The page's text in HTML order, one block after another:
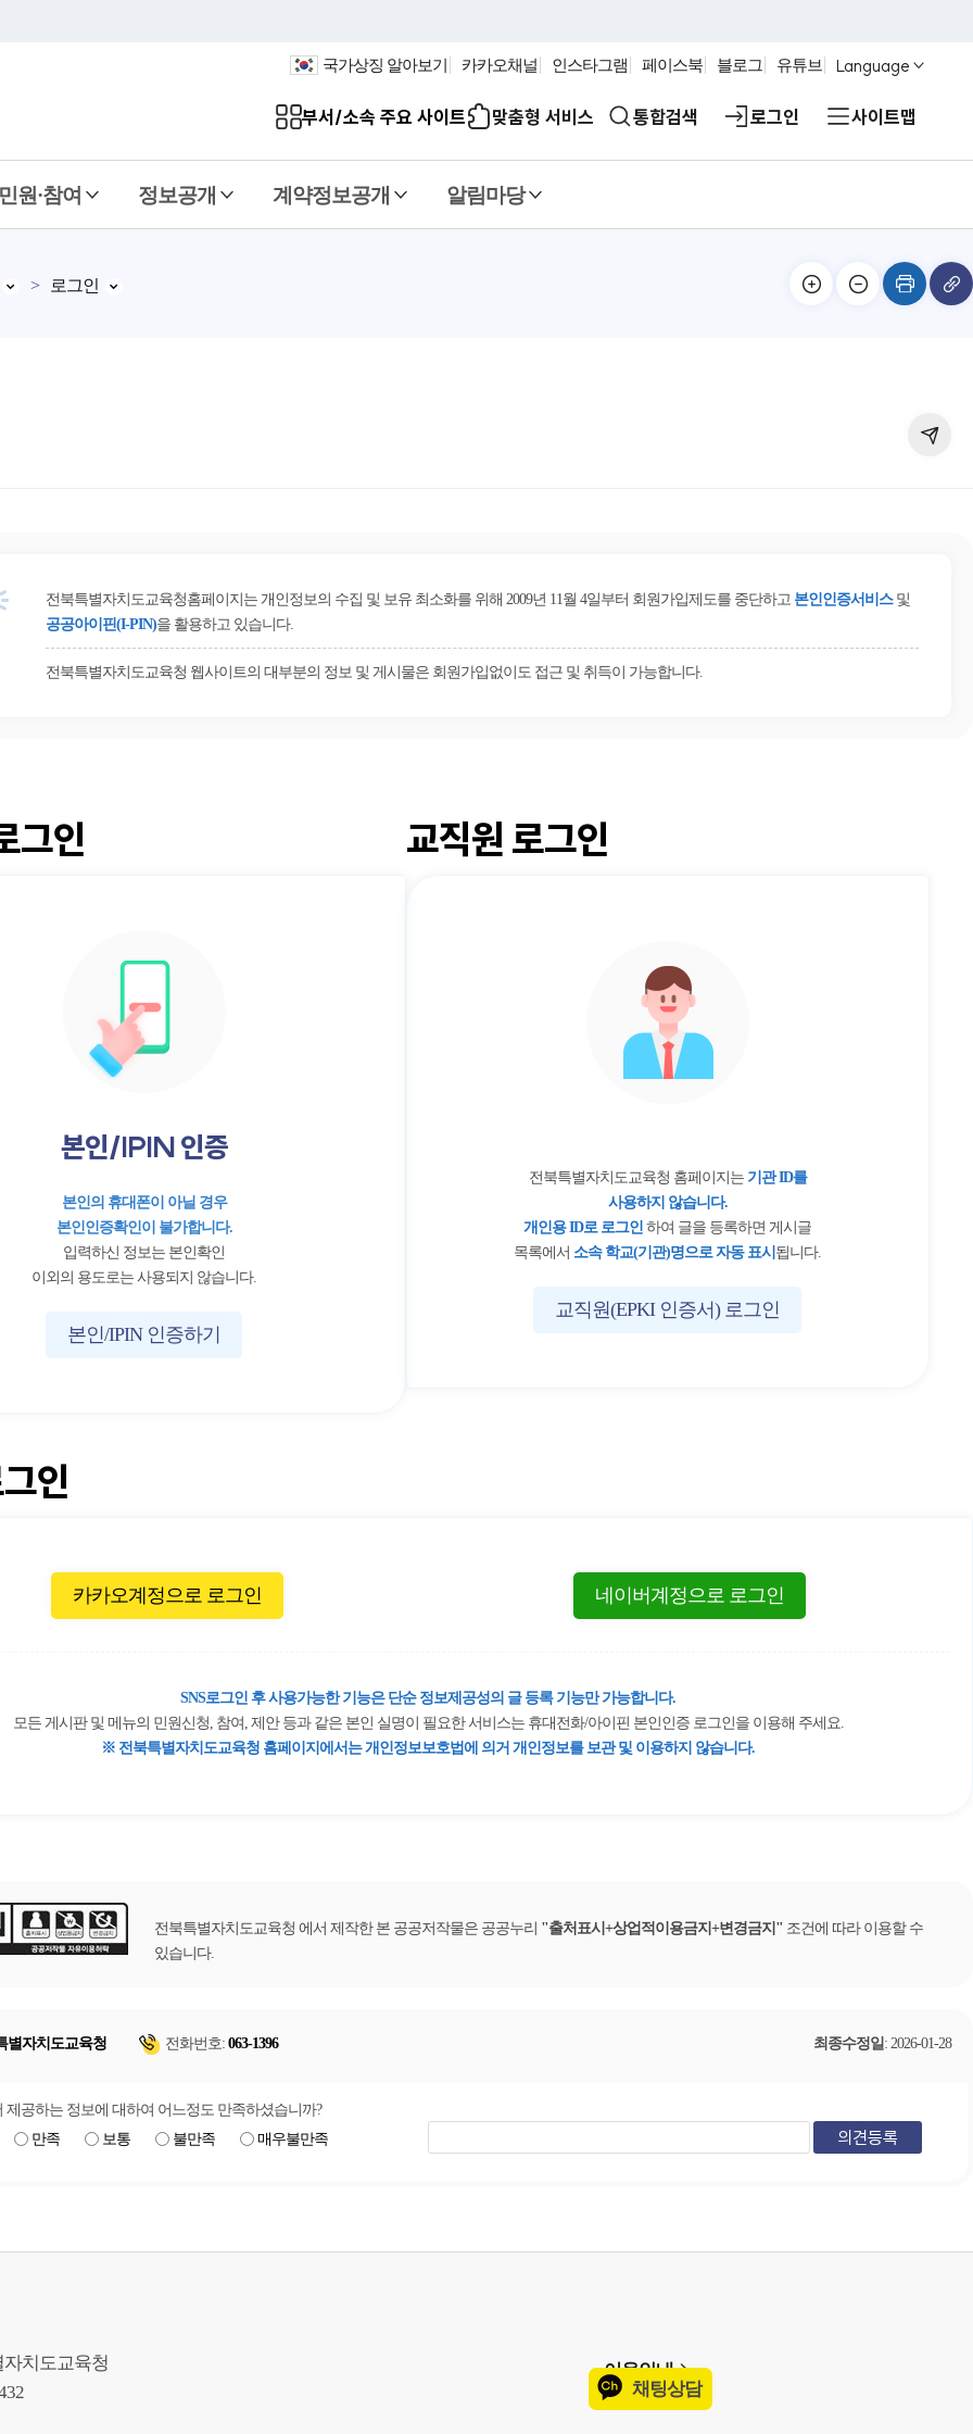
국가상징 알아보기 카카오채널 인스타그램 페이스북 블로그 유튜브 Language
부서/소속 주요 사이트 맞춤형 서비스 통합검색 로그인 사이트맵
원·참여 정보공개 계약정보공개 알림마당
로그인
전북특별자치도교육청홈페이지는 개인정보의 수집 및 보유 최소화를 위해 2009년 11월 4일부터 회원가입제도를 중단하고 본인인증서비스 및
공공아이핀(I-PIN)을 활용하고 있습니다.
전북특별자치도교육청 웹사이트의 대부분의 정보 및 게시물은 회원가입없이도 접근 및 취득이 가능합니다.
그인
본인/IPIN 인증
본인의 휴대폰이 아닐 경우
본인인증확인이 불가합니다.
입력하신 정보는 본인확인
이외의 용도로는 사용되지 않습니다.
본인/IPIN 인증하기
교직원 로그인
전북특별자치도교육청 홈페이지는 기관 ID를
사용하지 않습니다.
개인용 ID로 로그인 하여 글을 등록하면 게시글
목록에서 소속 학교(기관)명으로 자동 표시 됩니다.
교직원(EPKI 인증서) 로그인
인
카카오계정으로 로그인 네이버계정으로 로그인
SNS로그인 후 사용가능한 기능은 단순 정보제공성의 글 등록 기능만 가능합니다.
모든 게시판 및 메뉴의 민원신청, 참여, 제안 등과 같은 본인 실명이 필요한 서비스는 휴대전화/아이핀 본인인증 로그인을 이용해 주세요.
※ 전북특별자치도교육청 홈페이지에서는 개인정보보호법에 의거 개인정보를 보관 및 이용하지 않습니다.
전북특별자치도교육청 에서 제작한 본 공공저작물은 공공누리 출처표시+상업적이용금지+변경금지
조건에 따라 이용할 수
있습니다.
별자치도교육청 전화번호: 063-1396 최종수정일: 2026-01-28
제공하는 정보에 대하여 어느정도 만족하셨습니까?
만족
보통 불만족 매우불만족
자치도교육청
이용안내
채팅상담